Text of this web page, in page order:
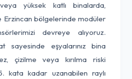
yüksek katlı binalarda,
Erzincan bölgelerinde modüler
devreye alıyoruz.
sayesinde eşyalarınız bina
çizilme veya kırılma riski
kata kadar uzanabilen raylı